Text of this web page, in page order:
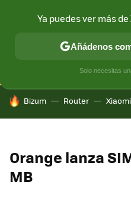
CONECTIVIDAD MÓVIL Y
HOY SE HABLA DE
Bizum Router
Orange lanza
MB
Ya puedes ver más
Añádenos
Solo necesitas